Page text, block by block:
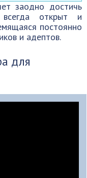
заодно достичь
открыт и
постоянно
и адептов.
для